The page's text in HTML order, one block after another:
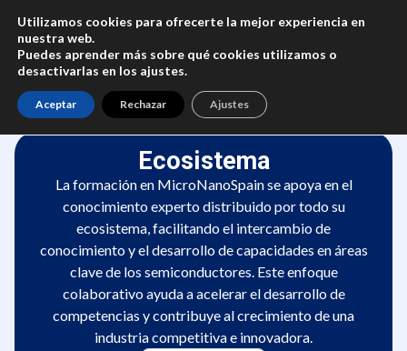
Ecosistema
La formación en MicroNanoSpain se apoya en el
conocimiento experto distribuido por todo su
ecosistema, facilitando el intercambio de
conocimiento y el desarrollo de capacidades en áreas
clave de los semiconductores. Este enfoque
colaborativo ayuda a acelerar el desarrollo de
competencias y contribuye al crecimiento de una
industria competitiva e innovadora.
Utilizamos cookies para ofrecerte la mejor experiencia en
nuestra web.
Puedes aprender más sobre qué cookies utilizamos o
desactivarlas en los ajustes.
Aceptar Rechazar Ajustes